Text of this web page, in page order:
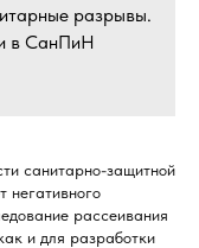
разрывы.
в СанПиН
санитарно-защитной
негативного
рассеивания
и для разработки